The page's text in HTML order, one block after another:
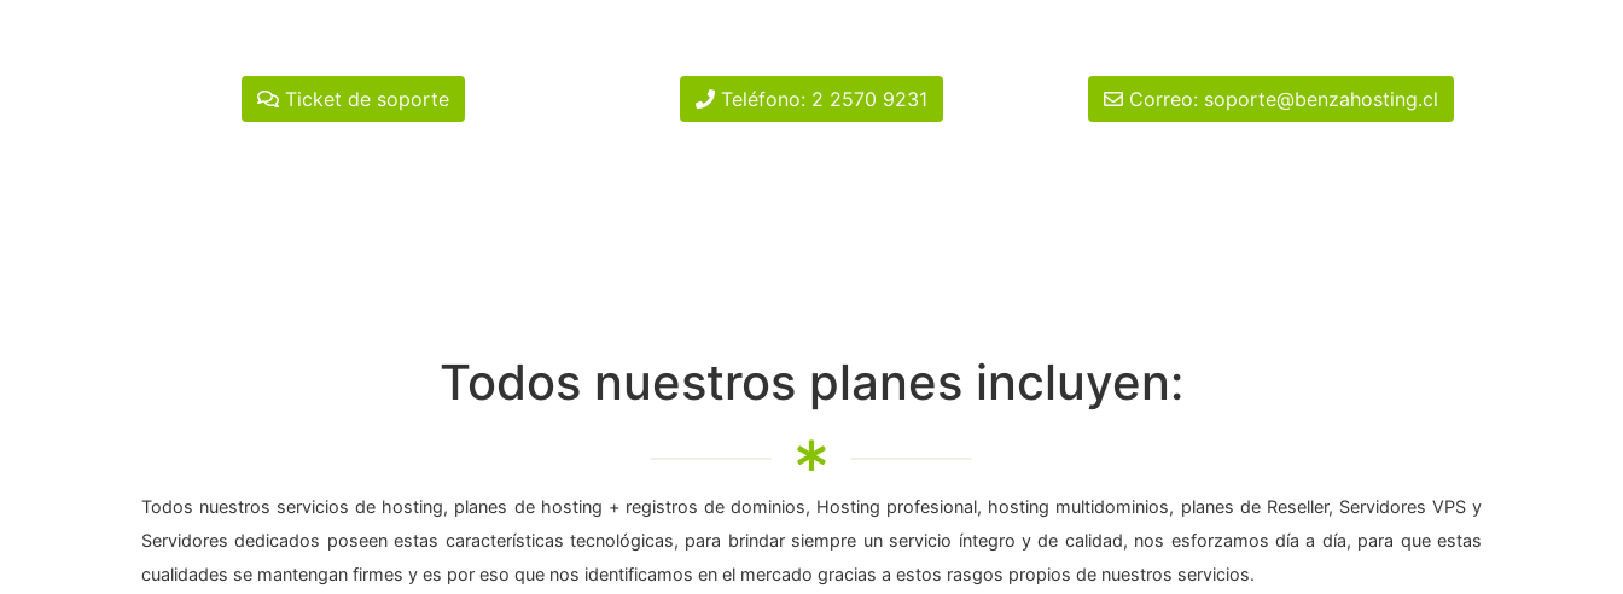
Ticket de soporte Teléfono: 2 2570 9231 Correo: soporte@benzahosting.cl
Todos nuestros planes incluyen:
Todos nuestros servicios de hosting, planes de hosting + registros de dominios, Hosting profesional, hosting multidominios, planes de Reseller, Servidores VPS y
Servidores dedicados poseen estas características tecnológicas, para brindar siempre un servicio íntegro y de calidad, nos esforzamos día a día, para que estas
cualidades se mantengan firmes y es por eso que nos identificamos en el mercado gracias a estos rasgos propios de nuestros servicios.